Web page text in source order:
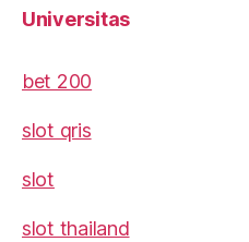
Universitas
bet 200
slot qris
slot
slot thailand